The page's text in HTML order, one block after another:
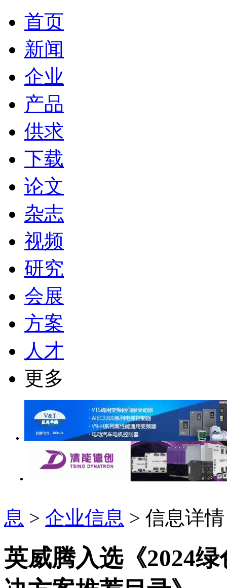
首页
新闻
企业
产品
供求
下载
论文
杂志
视频
研究
会展
方案
人才
更多
息 > 企业信息 > 信息详情
英威腾入选《2024